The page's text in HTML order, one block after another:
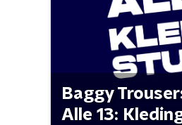
Baggy
Alle 13: